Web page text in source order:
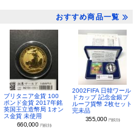
おすすめ商品一覧
ブリタニア金貨 100
ポンド金貨 2017年銘
英国王立造幣局 1オン
ス金貨 未使用
660,000 円(税別)
2002FIFA 日韓ワール
ドカップ 記念金銀プ
ルーフ貨幣 2枚セット
完未品
355,000 円(税別)